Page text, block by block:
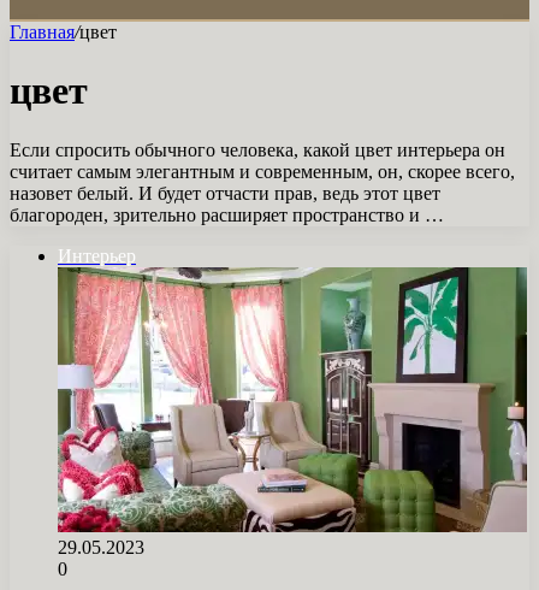
Главная/цвет
цвет
Если спросить обычного человека, какой цвет интерьера он
считает самым элегантным и современным, он, скорее всего,
назовет белый. И будет отчасти прав, ведь этот цвет
благороден, зрительно расширяет пространство и …
Интерьер
29.05.2023
0